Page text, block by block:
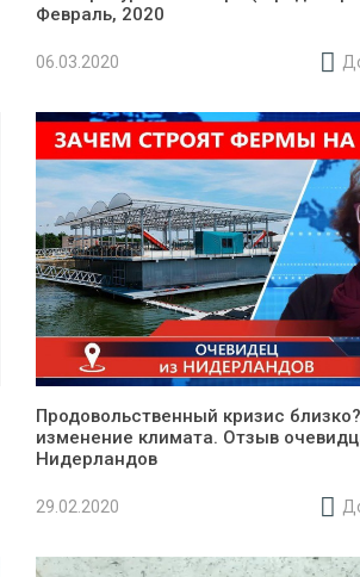
Февраль, 2020
06.03.2020
Продовольственный кризис
изменение климата. Отзыв
Нидерландов
29.02.2020